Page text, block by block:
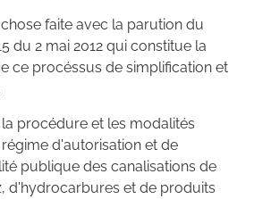
faite avec la parution du
du 2 mai 2012 qui constitue la
ce procéssus de simplification et
procédure et les modalités
d'autorisation et de
publique des canalisations de
d'hydrocarbures et de produits